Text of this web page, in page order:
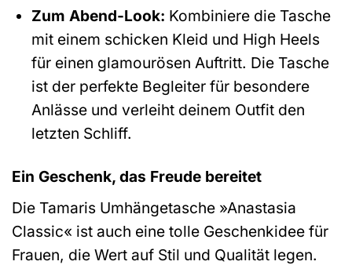
Zum Abend-Look: Kombiniere die Tasche
mit einem schicken Kleid und High Heels
für einen glamourösen Auftritt. Die Tasche
ist der perfekte Begleiter für besondere
Anlässe und verleiht deinem Outfit den
letzten Schliff.
Ein Geschenk, das Freude bereitet
Die Tamaris Umhängetasche »Anastasia
Classic« ist auch eine tolle Geschenkidee für
Frauen, die Wert auf Stil und Qualität legen.